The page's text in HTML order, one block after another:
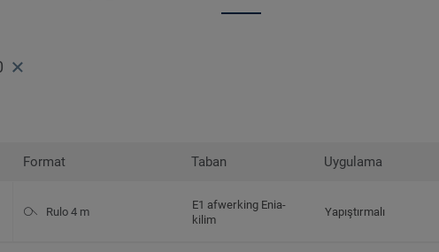
Format Taban Uygulama
Rulo 4 m
E1 afwerking Enia-
kilim
Yapıştırmalı